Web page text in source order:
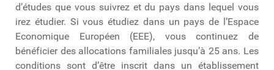
d’études que vous suivrez et du pays dans lequel vous
irez étudier. Si vous étudiez dans un pays de l’Espace
Economique Européen (EEE), vous continuez de
bénéficier des allocations familiales jusqu’à 25 ans. Les
conditions sont d’être inscrit dans un établissement